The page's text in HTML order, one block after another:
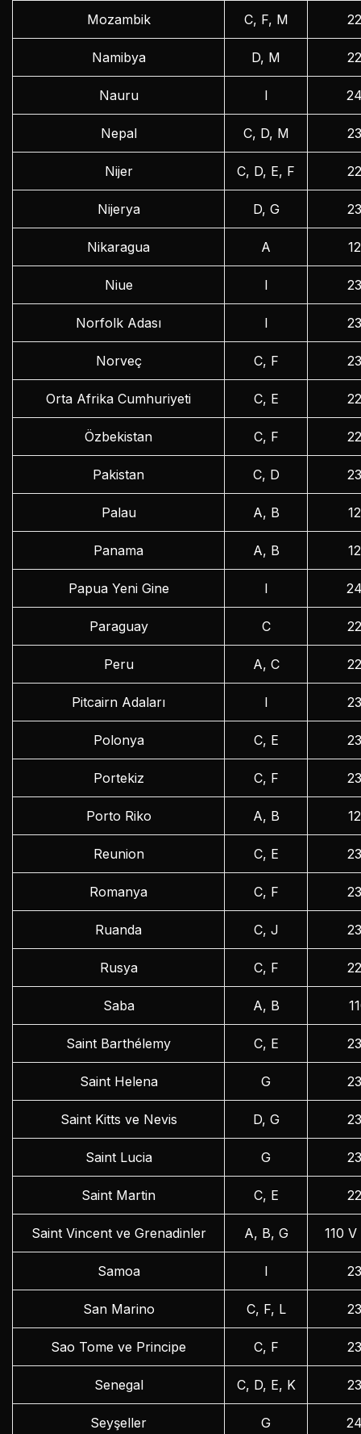
Mozambik C, F, M
Namibya D, M
Nauru I
Nepal C, D, M
Nijer C, D, E, F
Nijerya D, G
Nikaragua A
Niue I
Norfolk Adası I
Norveç C, F
Orta Afrika Cumhuriyeti C, E
Özbekistan C, F
Pakistan C, D
Palau A, B
Panama A, B
Papua Yeni Gine I
Paraguay C
Peru A, C
Pitcairn Adaları I
Polonya C, E
Portekiz C, F
Porto Riko A, B
Reunion C, E
Romanya C, F
Ruanda C, J
Rusya C, F
Saba A, B
Saint Barthélemy C, E
Saint Helena G
Saint Kitts ve Nevis D, G
Saint Lucia G
Saint Martin C, E
Saint Vincent ve Grenadinler A, B, G 110
Samoa I
San Marino C, F, L
Sao Tome ve Principe C, F
Senegal C, D, E, K
Seyşeller G